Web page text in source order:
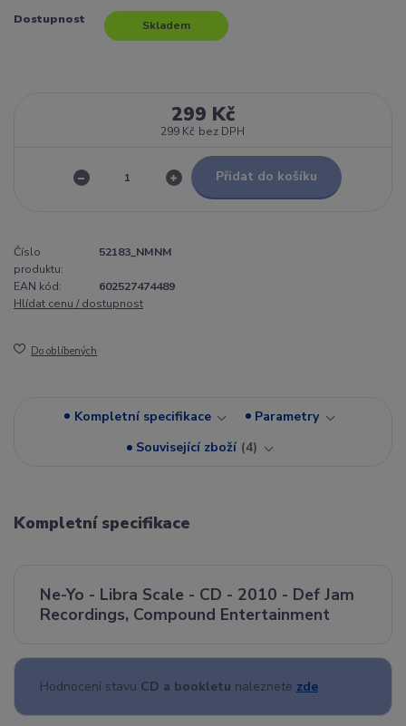
Dostupnost Skladem
299 Kč
299 Kč bez DPH
Přidat do košíku
Číslo
produktu:
52183_NMNM
EAN kód:
602527474489
Hlídat cenu / dostupnost
Do oblíbených
Kompletní specifikace
Parametry
Související zboží 4
Kompletní specifikace
Ne-Yo - Libra Scale - CD - 2010 - Def Jam
Recordings, Compound Entertainment
Hodnocení stavu CD a bookletu naleznete zde